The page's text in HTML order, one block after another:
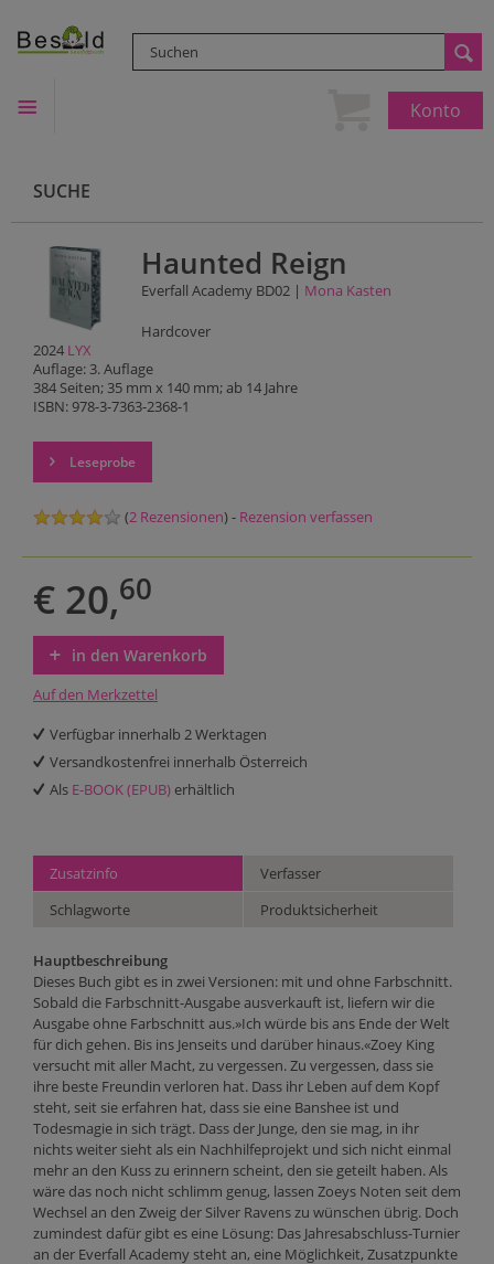
Konto
SUCHE
Haunted Reign
Everfall Academy BD02 | Mona Kasten
Hardcover
2024 LYX
Auflage: 3. Auflage
384 Seiten; 35 mm x 140 mm; ab 14 Jahre
ISBN: 978-3-7363-2368-1
Leseprobe
(2 Rezensionen) - Rezension verfassen
€ 20,60
in den Warenkorb
Auf den Merkzettel
Verfügbar innerhalb 2 Werktagen
Versandkostenfrei innerhalb Österreich
Als E-BOOK (EPUB) erhältlich
Zusatzinfo
Verfasser
Schlagworte
Produktsicherheit
Hauptbeschreibung
Dieses Buch gibt es in zwei Versionen: mit und ohne Farbschnitt.
Sobald die Farbschnitt-Ausgabe ausverkauft ist, liefern wir die
Ausgabe ohne Farbschnitt aus.»Ich würde bis ans Ende der Welt
für dich gehen. Bis ins Jenseits und darüber hinaus.«Zoey King
versucht mit aller Macht, zu vergessen. Zu vergessen, dass sie
ihre beste Freundin verloren hat. Dass ihr Leben auf dem Kopf
steht, seit sie erfahren hat, dass sie eine Banshee ist und
Todesmagie in sich trägt. Dass der Junge, den sie mag, in ihr
nichts weiter sieht als ein Nachhilfeprojekt und sich nicht einmal
mehr an den Kuss zu erinnern scheint, den sie geteilt haben. Als
wäre das noch nicht schlimm genug, lassen Zoeys Noten seit dem
Wechsel an den Zweig der Silver Ravens zu wünschen übrig. Doch
zumindest dafür gibt es eine Lösung: Das Jahresabschluss-Turnier
an der Everfall Academy steht an, eine Möglichkeit, Zusatzpunkte